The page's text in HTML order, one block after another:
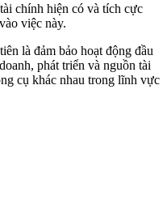
chính hiện có và tích cực
việc này.
là đảm bảo hoạt động đầu
phát triển và nguồn tài
cụ khác nhau trong lĩnh vực